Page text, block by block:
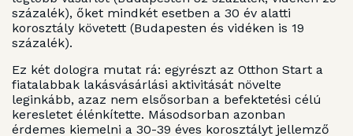
százalék), őket mindkét esetben a 30 év alatti
korosztály követett (Budapesten és vidéken is 19
százalék).
Ez két dologra mutat rá: egyrészt az Otthon Start a
fiatalabbak lakásvásárlási aktivitását növelte
leginkább, azaz nem elsősorban a befektetési célú
keresletet élénkítette. Másodsorban azonban
érdemes kiemelni a 30-39 éves korosztályt jellemző